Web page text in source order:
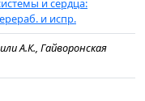
и сердца:
и испр.
А.К., Гайворонская